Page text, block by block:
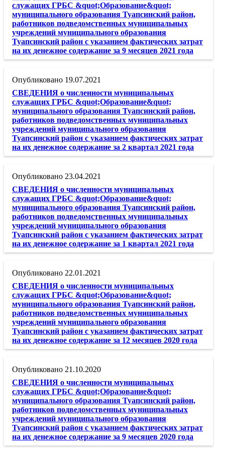
служащих ГРБС &quot;Образование&quot;
муниципального образования Туапсинский район,
работников подведомственных муниципальных
учреждений муниципального образования
Туапсинский район с указанием фактических затрат
на их денежное содержание за 9 месяцев 2021 года
19.07.2021
СВЕДЕНИЯ о численности муниципальных
служащих ГРБС &quot;Образование&quot;
муниципального образования Туапсинский район,
работников подведомственных муниципальных
учреждений муниципального образования
Туапсинский район с указанием фактических затрат
на их денежное содержание за 2 квартал 2021 года
23.04.2021
СВЕДЕНИЯ о численности муниципальных
служащих ГРБС &quot;Образование&quot;
муниципального образования Туапсинский район,
работников подведомственных муниципальных
учреждений муниципального образования
Туапсинский район с указанием фактических затрат
на их денежное содержание за 1 квартал 2021 года
22.01.2021
СВЕДЕНИЯ о численности муниципальных
служащих ГРБС &quot;Образование&quot;
муниципального образования Туапсинский район,
работников подведомственных муниципальных
учреждений муниципального образования
Туапсинский район с указанием фактических затрат
на их денежное содержание за 12 месяцев 2020 года
21.10.2020
СВЕДЕНИЯ о численности муниципальных
служащих ГРБС &quot;Образование&quot;
муниципального образования Туапсинский район,
работников подведомственных муниципальных
учреждений муниципального образования
Туапсинский район с указанием фактических затрат
на их денежное содержание за 9 месяцев 2020 года